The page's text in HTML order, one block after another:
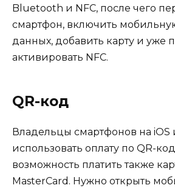
Bluetooth и NFC, после чего
смартфон, включить
данных, добавить карту и уже
активировать NFC.
QR-код
Владельцы смартфонов на iOS
использовать оплату по QR-
возможность платить также
MasterCard. Нужно открыть